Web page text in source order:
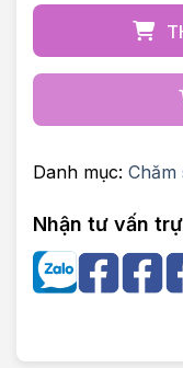
Danh mục: Chăm
Nhận tư vấn